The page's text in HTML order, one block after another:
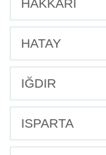
HAKKARİ
HATAY
IĞDIR
ISPARTA